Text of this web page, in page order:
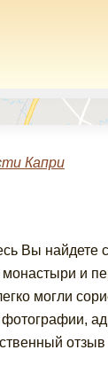
Капри
Вы
и
могли